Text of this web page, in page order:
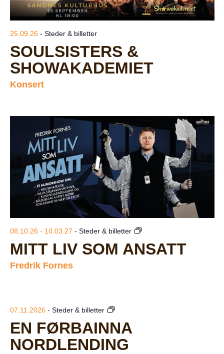
SOULSISTERS &
SHOWAKADEMIET
Konsert
25.09.26 - Steder & billetter
MITT LIV SOM ANSATT
Fredrik Fornes
08.10.26 - 10.03.27 - Steder & billetter
EN FØRBAINNA
NORDLENDING
07.11.2026 - Steder & billetter